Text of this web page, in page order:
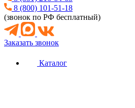
8 (800) 101-51-18
(звонок по РФ бесплатный)
Заказать звонок
Каталог